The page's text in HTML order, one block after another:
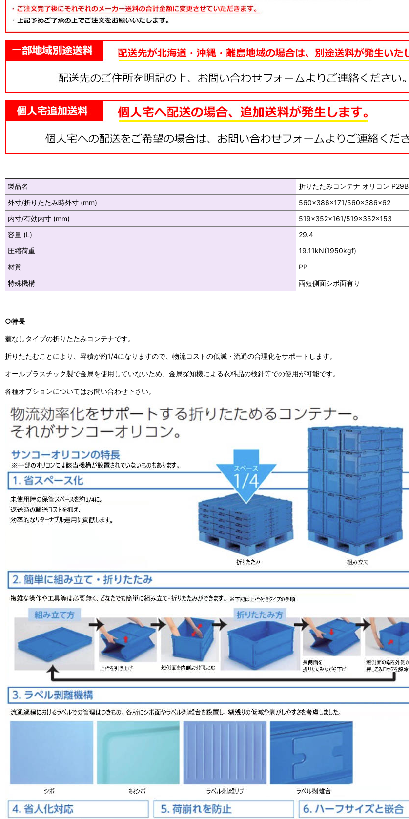
製品名
折りたたみコンテナ オリコン P29B
外寸/折りたたみ時外寸 (mm)
560×386×171/560×386×62
内寸/有効内寸 (mm)
519×352×161/519×352×153
容量 (L)
29.4
圧縮荷重
19.11kN(1950kgf)
材質
PP
特殊機構
両短側面シボ面有り
○特長
蓋なしタイプの折りたたみコンテナです。
折りたたむことにより、容積が約1/4になりますので、物流コストの低減・流通の合理化をサポートします。
オールプラスチック製で金属を使用していないため、金属探知機による衣料品の検針等での使用が可能です。
各種オプションについてはお問い合わせ下さい。